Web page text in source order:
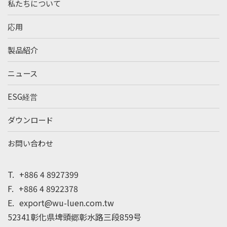
T. +886 4 8927399
F. +886 4 8922378
E. export@wu-luen.com.tw
52341彰化県埤頭郷彰水路三段859号
私たちについて
応用
製品紹介
ニュース
ESG経営
ダウンロード
お問い合わせ